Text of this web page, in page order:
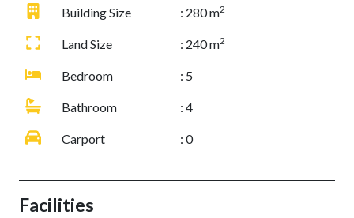
Building Size : 280 m2
Land Size : 240 m2
Bedroom : 5
Bathroom : 4
Carport : 0
Facilities